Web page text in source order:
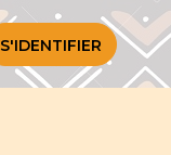
S'IDENTIFIER